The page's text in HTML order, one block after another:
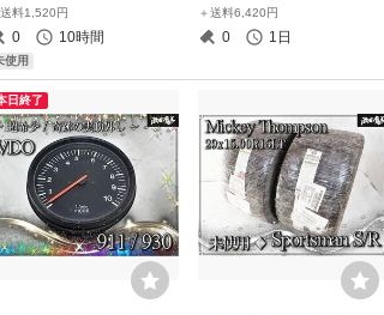
ステルタフター生地 3CA2
送料1,520円
0 10時間
使用
バー 4WD
＋送料6,420円
0 1日
日終了